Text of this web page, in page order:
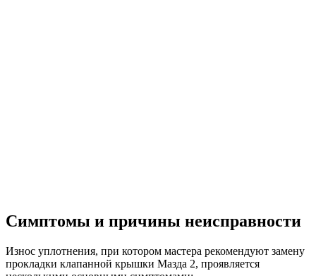
Симптомы и причины неисправности
Износ уплотнения, при котором мастера рекомендуют замену
прокладки клапанной крышки Мазда 2, проявляется